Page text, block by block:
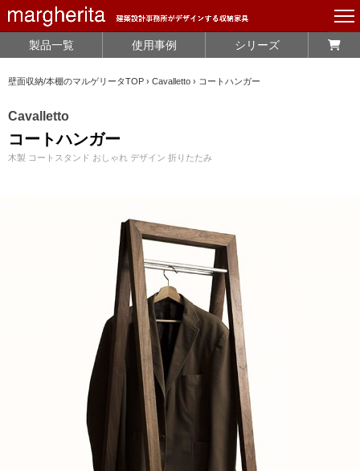
製品一覧 使用事例 シリーズ
壁面収納/本棚のマルゲリータTOP › Cavalletto › コートハンガー
Cavalletto
コートハンガー
木製 コートスタンド おしゃれ デザイン 折りたたみ